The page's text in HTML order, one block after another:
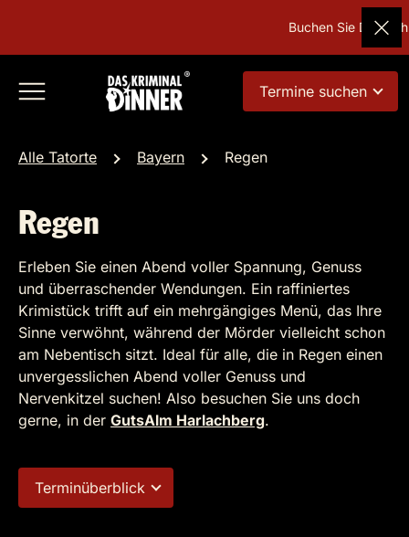
Buchen Sie
Termine suchen
Alle Tatorte Bayern Regen
Regen
Erleben Sie einen Abend voller Spannung, Genuss
und überraschender Wendungen. Ein raffiniertes
Krimistück trifft auf ein mehrgängiges Menü, das Ihre
Sinne verwöhnt, während der Mörder vielleicht schon
am Nebentisch sitzt. Ideal für alle, die in Regen einen
unvergesslichen Abend voller Genuss und
Nervenkitzel suchen! Also besuchen Sie uns doch
gerne, in der GutsAlm Harlachberg.
Terminüberblick